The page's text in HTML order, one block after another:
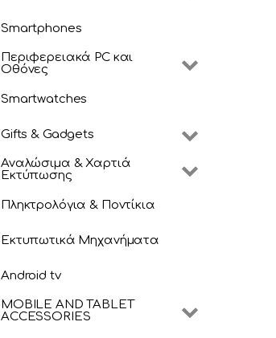
Smartphones
Περιφερειακά PC και
Οθόνες
Smartwatches
Gifts & Gadgets
Αναλώσιμα & Χαρτιά
Εκτύπωσης
Πληκτρολόγια & Ποντίκια
Εκτυπωτικά Μηχανήματα
Android tv
MOBILE AND TABLET
ACCESSORIES